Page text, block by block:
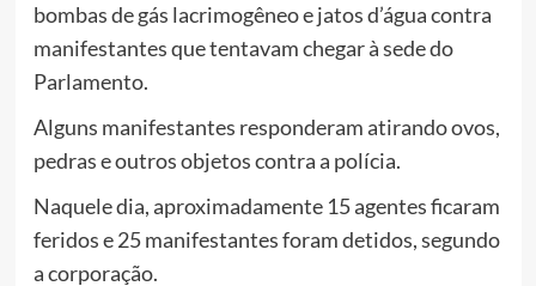
bombas de gás lacrimogêneo e jatos d’água contra
manifestantes que tentavam chegar à sede do
Parlamento.
Alguns manifestantes responderam atirando ovos,
pedras e outros objetos contra a polícia.
Naquele dia, aproximadamente 15 agentes ficaram
feridos e 25 manifestantes foram detidos, segundo
a corporação.